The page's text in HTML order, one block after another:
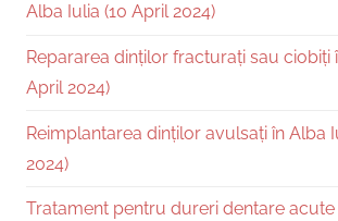
Alba Iulia (10 April 2024)
Repararea dinților fracturați sau ciobiți
April 2024)
Reimplantarea dinților avulsați în Alba
2024)
Tratament pentru dureri dentare acute